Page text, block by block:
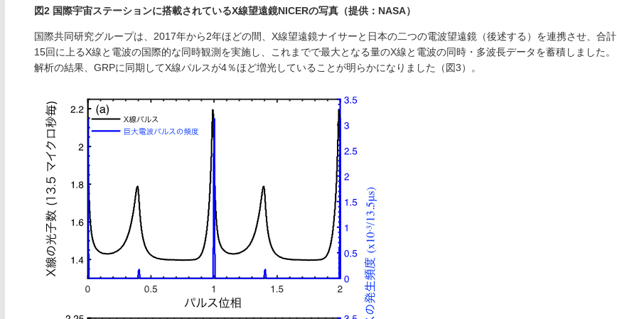
図2 国際宇宙ステーションに搭載されているX線望遠鏡NICERの写真（提供：NASA）
国際共同研究グループは、2017年から2年ほどの間、X線望遠鏡ナイサーと日本の二つの電波望遠鏡（後述する）を連携させ、合計
15回に上るX線と電波の国際的な同時観測を実施し、これまでで最大となる量のX線と電波の同時・多波長データを蓄積しました。
解析の結果、GRPに同期してX線パルスが4％ほど増光していることが明らかになりました（図3）。